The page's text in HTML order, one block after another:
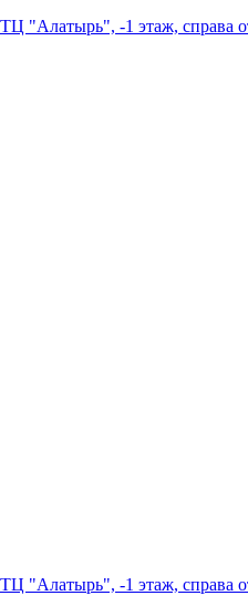
"Алатырь", -1 этаж, справа
"Алатырь", -1 этаж, справа